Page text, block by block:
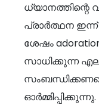
ധ്യാനത്തിന്റെ
പ്രാർത്ഥന
ശേഷം
സാധിക്കുന്ന